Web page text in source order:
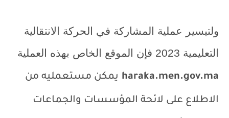
ولتيسير عملية المشاركة في الحركة الانتقالية
التعليمية 2023 فإن الموقع الخاص بهذه العملية
haraka.men.gov.ma يمكن مستعمليه من
الاطلاع على لائحة المؤسسات والجماعات